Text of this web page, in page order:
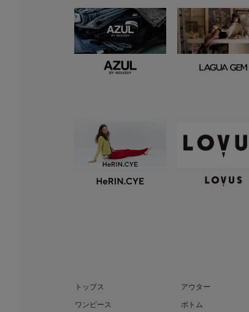
トップス
アウター
ワンピース
ボトム